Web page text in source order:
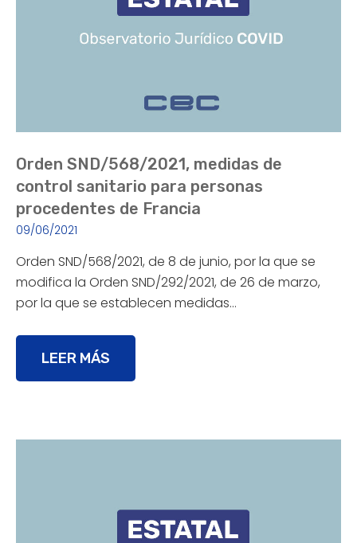
Orden SND/568/2021, medidas de
control sanitario para personas
procedentes de Francia
09/06/2021
Orden SND/568/2021, de 8 de junio, por la que se
modifica la Orden SND/292/2021, de 26 de marzo,
por la que se establecen medidas…
LEER MÁS